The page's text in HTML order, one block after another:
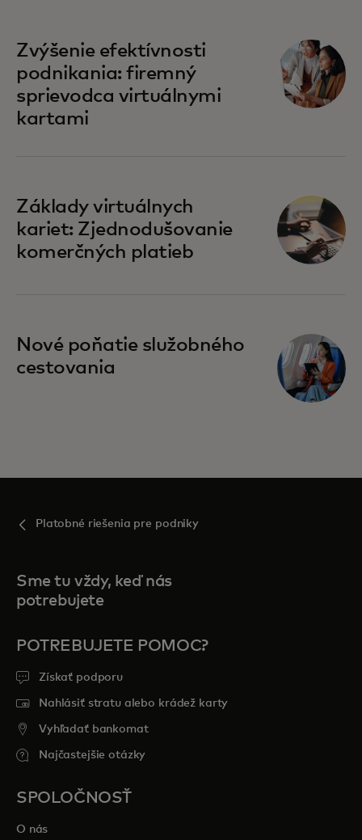
Zvýšenie efektívnosti
podnikania: firemný
sprievodca virtuálnymi
kartami
Základy virtuálnych
kariet: Zjednodušovanie
komerčných platieb
Nové poňatie služobného
cestovania
Platobné riešenia pre podniky
Sme tu vždy, keď nás
potrebujete
POTREBUJETE POMOC?
Získať podporu
Nahlásiť stratu alebo krádež karty
Vyhľadať bankomat
Najčastejšie otázky
SPOLOČNOSŤ
O nás